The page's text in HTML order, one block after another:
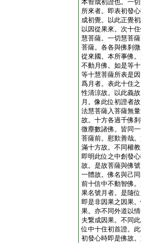
本智成初證也。一
所來者。即表初發
成初覺。以此正覺
以因從果來。次十
慧菩薩。一切慧菩
菩薩。各各與佛刹
從來國。本所事佛
不動月佛。如是等
等十慧菩薩所表是
爲月者。表此十住
性清涼故。以此義
月。像此位初證者
法慧菩薩入菩薩無
故。十方各過千佛
微塵數諸佛。皆同
菩薩前。慰歎善哉
滿十方故。不同權
即明此位之中創發
故。是故菩薩與佛
一體故。佛名與己
前十信中不動智佛
果名號月者。是隨
即是非因果之因果
果。亦不同外道以
夫繋成因果。不同
位中十住初首證。
初發心時即是佛故